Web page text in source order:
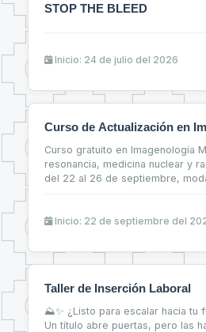
STOP THE BLEED
Inicio: 24 de julio del 2026
Curso de Actualización en
Curso gratuito en Imagenología
resonancia, medicina nuclear y
del 22 al 26 de septiembre,
Inicio: 22 de septiembre del
Taller de Inserción Laboral
⛰✨ ¿Listo para escalar hacia tu
Un título abre puertas, pero las